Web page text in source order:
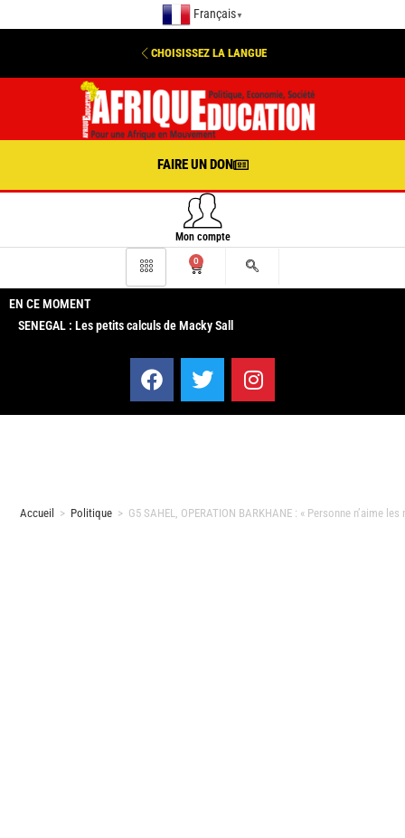
Français ▼
CHOISISSEZ LA LANGUE
FAIRE UN DON
Mon compte
0
EN CE MOMENT
SENEGAL : Les petits calculs de Macky Sall
Accueil > Politique > G5 SAHEL, OPERATION BARKHANE : « Personne n’aime